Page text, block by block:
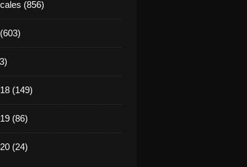
(856)
(149)
(86)
(24)